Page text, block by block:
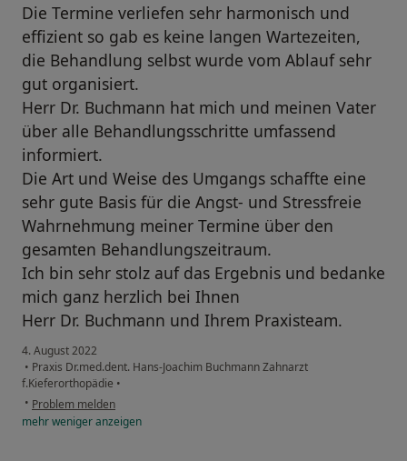
Die Termine verliefen sehr harmonisch und
effizient so gab es keine langen Wartezeiten,
die Behandlung selbst wurde vom Ablauf sehr
gut organisiert.
Herr Dr. Buchmann hat mich und meinen Vater
über alle Behandlungsschritte umfassend
informiert.
Die Art und Weise des Umgangs schaffte eine
sehr gute Basis für die Angst- und Stressfreie
Wahrnehmung meiner Termine über den
gesamten Behandlungszeitraum.
Ich bin sehr stolz auf das Ergebnis und bedanke
mich ganz herzlich bei Ihnen
Herr Dr. Buchmann und Ihrem Praxisteam.
4. August 2022
• Praxis Dr.med.dent. Hans-Joachim Buchmann Zahnarzt
f.Kieferorthopädie •
• Problem melden
mehrwenigeranzeigen